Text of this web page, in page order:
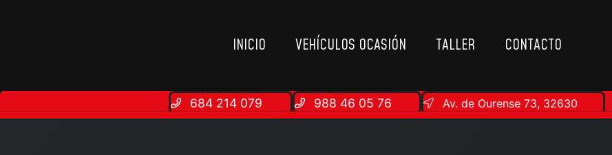
INICIO VEHÍCULOS OCASIÓN TALLER CONTACTO
684 214 079 988 46 05 76 Av. de Ourense 73, 32630